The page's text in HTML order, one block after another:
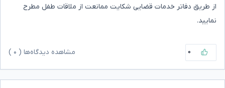
از طریق دفاتر خدمات قضایی شکایت ممانعت از ملاقات طفل مطرح
نمایید.
۰ مشاهده دیدگاه‌ها ( ۰